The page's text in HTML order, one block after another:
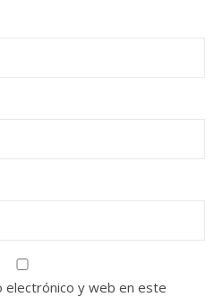
electrónico y web en este